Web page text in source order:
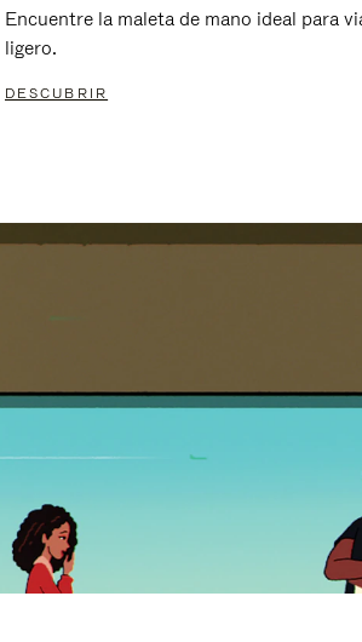
Encuentre la maleta de mano ideal para
ligero.
DESCUBRIR